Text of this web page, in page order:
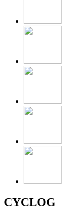
CYCLOG